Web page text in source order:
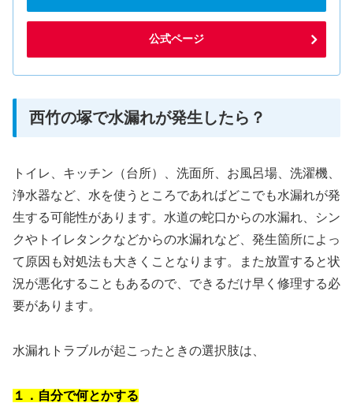
公式ページ
西竹の塚で水漏れが発生したら？
トイレ、キッチン（台所）、洗面所、お風呂場、洗濯機、
浄水器など、水を使うところであればどこでも水漏れが発
生する可能性があります。水道の蛇口からの水漏れ、シン
クやトイレタンクなどからの水漏れなど、発生箇所によっ
て原因も対処法も大きくことなります。また放置すると状
況が悪化することもあるので、できるだけ早く修理する必
要があります。
水漏れトラブルが起こったときの選択肢は、
１．自分で何とかする